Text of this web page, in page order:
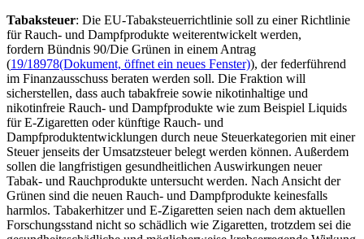
Tabaksteuer: Die EU-Tabaksteuerrichtlinie soll zu einer Richtlinie
für Rauch- und Dampfprodukte weiterentwickelt werden,
fordern Bündnis 90/Die Grünen in einem Antrag
(19/18978(Dokument, öffnet ein neues Fenster)), der federführend
im Finanzausschuss beraten werden soll. Die Fraktion will
sicherstellen, dass auch tabakfreie sowie nikotinhaltige und
nikotinfreie Rauch- und Dampfprodukte wie zum Beispiel Liquids
für E-Zigaretten oder künftige Rauch- und
Dampfproduktentwicklungen durch neue Steuerkategorien mit einer
Steuer jenseits der Umsatzsteuer belegt werden können. Außerdem
sollen die langfristigen gesundheitlichen Auswirkungen neuer
Tabak- und Rauchprodukte untersucht werden. Nach Ansicht der
Grünen sind die neuen Rauch- und Dampfprodukte keinesfalls
harmlos. Tabakerhitzer und E-Zigaretten seien nach dem aktuellen
Forschungsstand nicht so schädlich wie Zigaretten, trotzdem sei die